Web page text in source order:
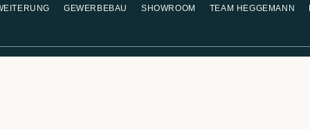
GEWERBEBAU SHOWROOM TEAM HEGGEMANN